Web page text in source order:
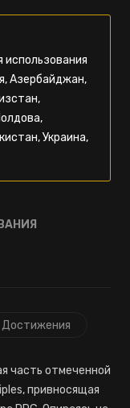
Азербайджан,
Украина,
Достижения
часть отмеченной
привносящая